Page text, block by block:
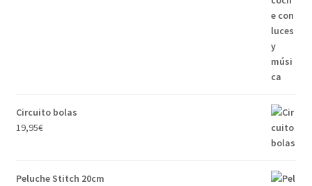
Circuito bolas
19,95€
Peluche Stitch 20cm